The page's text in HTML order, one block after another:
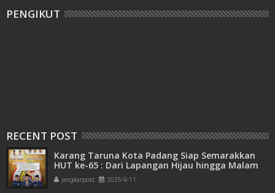
PENGIKUT
RECENT POST
Karang Taruna Kota Padang Siap Semarakkan
HUT ke-65 : Dari Lapangan Hijau hingga Malam
Kebersamaan
jangkarpost 2025-9-11